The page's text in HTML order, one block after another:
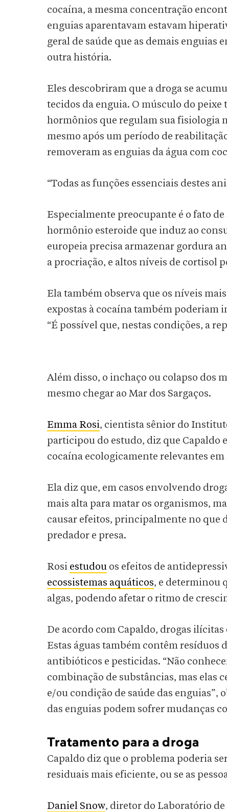
cocaína, a mesma concentração
enguias aparentavam estavam
geral de saúde que as demais enguias
outra história.
Eles descobriram que a droga se
tecidos da enguia. O músculo do peixe
hormônios que regulam sua fisiologia
mesmo após um período de
removeram as enguias da água com
“Todas as funções essenciais destes
Especialmente preocupante é o fato
hormônio esteroide que induz ao
europeia precisa armazenar gordura
a procriação, e altos níveis de cortisol
Ela também observa que os níveis
expostas à cocaína também poderiam
“É possível que, nestas condições, a
Além disso, o inchaço ou colapso dos
mesmo chegar ao Mar dos Sargaços.
Emma Rosi, cientista sênior do
participou do estudo, diz que Capaldo
cocaína ecologicamente relevantes em
Ela diz que, em casos envolvendo
mais alta para matar os organismos,
causar efeitos, principalmente no que
predador e presa.
Rosi estudou os efeitos de
ecossistemas aquáticos, e determinou
algas, podendo afetar o ritmo de
De acordo com Capaldo, drogas
Estas águas também contêm resíduos
antibióticos e pesticidas. “Não
combinação de substâncias, mas
e/ou condição de saúde das enguias”,
das enguias podem sofrer mudanças
Tratamento para a droga
Capaldo diz que o problema poderia
residuais mais eficiente, ou se as
Daniel Snow, diretor do Laboratório